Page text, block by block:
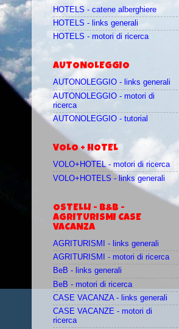
HOTELS - catene alberghiere
HOTELS - links generali
HOTELS - motori di ricerca
AUTONOLEGGIO
AUTONOLEGGIO - links generali
AUTONOLEGGIO - motori di
ricerca
AUTONOLEGGIO - tutorial
VOLO + HOTEL
VOLO+HOTEL - motori di ricerca
VOLO+HOTELS - links generali
OSTELLI - B&B -
AGRITURISMI CASE
VACANZA
AGRITURISMI - links generali
AGRITURISMI - motori di ricerca
BeB - links generali
BeB - motori di ricerca
CASE VACANZA - links generali
CASE VACANZE - motori di
ricerca